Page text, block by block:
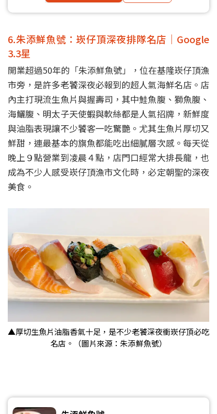
6.朱添鮮魚號：崁仔頂深夜排隊名店｜Google
3.3星
開業超過50年的「朱添鮮魚號」，位在基隆崁仔頂漁
市旁，是許多老饕深夜必報到的超人氣海鮮名店。店
內主打現流生魚片與握壽司，其中鮭魚腹、獅魚腹、
海鱺腹、明太子天使蝦與軟絲都是人氣招牌，新鮮度
與油脂表現讓不少饕客一吃驚艷。尤其生魚片厚切又
鮮甜，連最基本的旗魚都能吃出細膩層次感。每天從
晚上９點營業到凌晨４點，店門口經常大排長龍，也
成為不少人感受崁仔頂漁市文化時，必定朝聖的深夜
美食。
▲厚切生魚片油脂香氣十足，是不少老饕深夜衝崁仔頂必吃
名店。（圖片來源：朱添鮮魚號）